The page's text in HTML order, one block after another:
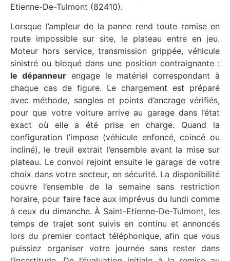
Etienne-De-Tulmont (82410).
Lorsque l’ampleur de la panne rend toute remise en
route impossible sur site, le plateau entre en jeu.
Moteur hors service, transmission grippée, véhicule
sinistré ou bloqué dans une position contraignante :
le dépanneurengage le matériel correspondant à
chaque cas de figure. Le chargement est préparé
avec méthode, sangles et points d’ancrage vérifiés,
pour que votre voiture arrive au garage dans l’état
exact où elle a été prise en charge. Quand la
configuration l’impose (véhicule enfoncé, coincé ou
incliné), le treuil extrait l’ensemble avant la mise sur
plateau. Le convoi rejoint ensuite le garage de votre
choix dans votre secteur, en sécurité. La disponibilité
couvre l’ensemble de la semaine sans restriction
horaire, pour faire face aux imprévus du lundi comme
à ceux du dimanche. À Saint-Etienne-De-Tulmont, les
temps de trajet sont suivis en continu et annoncés
lors du premier contact téléphonique, afin que vous
puissiez organiser votre journée sans rester dans